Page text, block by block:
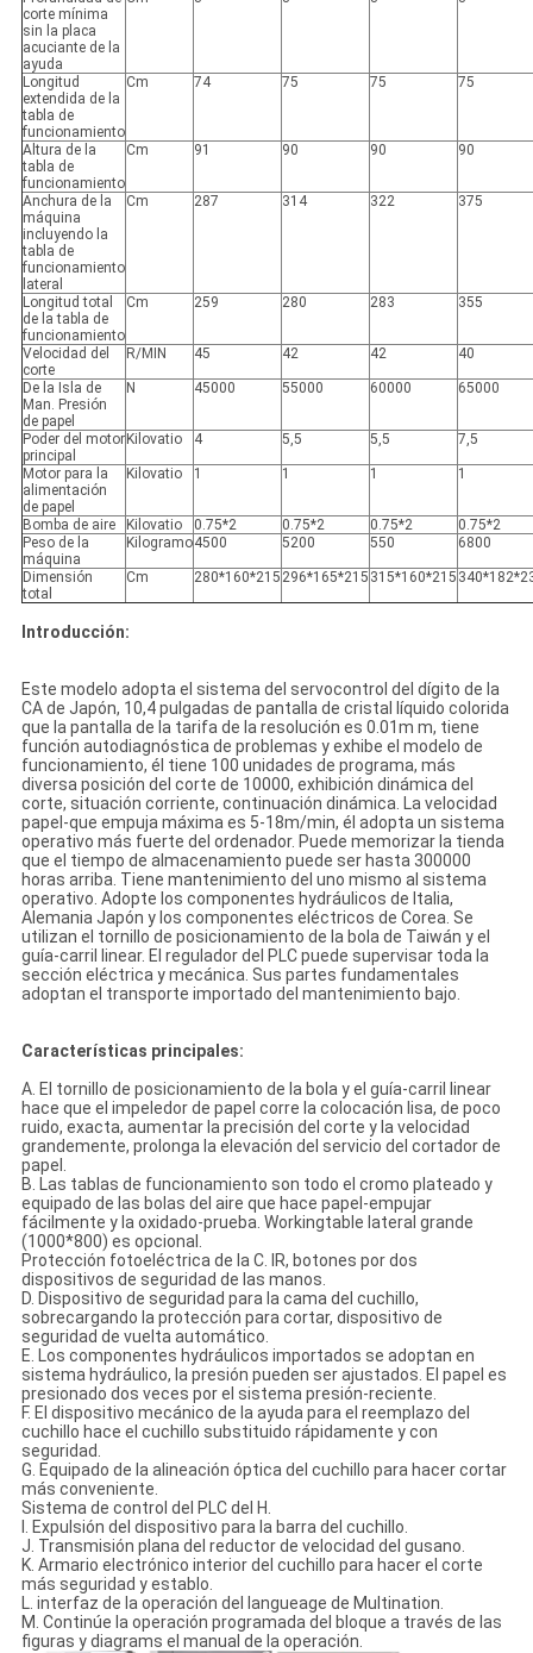
corte mínima
sin la placa
acuciante de la
ayuda
Longitud
extendida de la
tabla de
funcionamiento
Cm 74 75 75 75
Altura de la
tabla de
funcionamiento
Cm 91 90 90 90
Anchura de la
máquina
incluyendo la
tabla de
funcionamiento
lateral
Cm 287 314 322 375
Longitud total
de la tabla de
funcionamiento
Cm 259 280 283 355
Velocidad del
corte
R/MIN 45 42 42 40
De la Isla de
Man. Presión
de papel
N 45000 55000 60000 65000
Poder del motor
principal
Kilovatio 4 5,5 5,5 7,5
Motor para la
alimentación
de papel
Kilovatio 1 1 1 1
Bomba de aire Kilovatio 0.75*2 0.75*2 0.75*2
0.75*2
Peso de la
máquina
Kilogramo4500 5200 550 6800
Dimensión
total
Cm 280*160*215 296*165*215 315*160*215
Introducción:
Este modelo adopta el sistema del servocontrol del dígito de la
CA de Japón, 10,4 pulgadas de pantalla de cristal líquido colorida
que la pantalla de la tarifa de la resolución es 0.01m m, tiene
función autodiagnóstica de problemas y exhibe el modelo de
funcionamiento, él tiene 100 unidades de programa, más
diversa posición del corte de 10000, exhibición dinámica del
corte, situación corriente, continuación dinámica. La velocidad
papel-que empuja máxima es 5-18m/min, él adopta un sistema
operativo más fuerte del ordenador. Puede memorizar la tienda
que el tiempo de almacenamiento puede ser hasta 300000
horas arriba. Tiene mantenimiento del uno mismo al sistema
operativo. Adopte los componentes hydráulicos de Italia,
Alemania Japón y los componentes eléctricos de Corea. Se
utilizan el tornillo de posicionamiento de la bola de Taiwán y el
guía-carril linear. El regulador del PLC puede supervisar toda la
sección eléctrica y mecánica. Sus partes fundamentales
adoptan el transporte importado del mantenimiento bajo.
Características principales:
A. El tornillo de posicionamiento de la bola y el guía-carril linear
hace que el impeledor de papel corre la colocación lisa, de poco
ruido, exacta, aumentar la precisión del corte y la velocidad
grandemente, prolonga la elevación del servicio del cortador de
papel.
B. Las tablas de funcionamiento son todo el cromo plateado y
equipado de las bolas del aire que hace papel-empujar
fácilmente y la oxidado-prueba. Workingtable lateral grande
(1000*800) es opcional.
Protección fotoeléctrica de la C. IR, botones por dos
dispositivos de seguridad de las manos.
D. Dispositivo de seguridad para la cama del cuchillo,
sobrecargando la protección para cortar, dispositivo de
seguridad de vuelta automático.
E. Los componentes hydráulicos importados se adoptan en
sistema hydráulico, la presión pueden ser ajustados. El papel es
presionado dos veces por el sistema presión-reciente.
F. El dispositivo mecánico de la ayuda para el reemplazo del
cuchillo hace el cuchillo substituido rápidamente y con
seguridad.
G. Equipado de la alineación óptica del cuchillo para hacer cortar
más conveniente.
Sistema de control del PLC del H.
I. Expulsión del dispositivo para la barra del cuchillo.
J. Transmisión plana del reductor de velocidad del gusano.
K. Armario electrónico interior del cuchillo para hacer el corte
más seguridad y establo.
L. interfaz de la operación del langueage de Multination.
M. Continúe la operación programada del bloque a través de las
figuras y diagrams el manual de la operación.